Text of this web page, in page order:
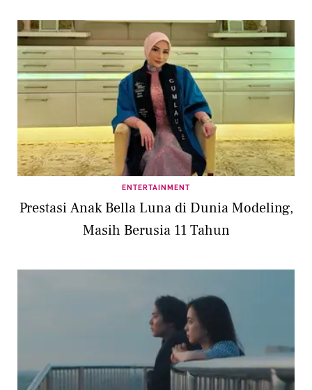
ENTERTAINMENT
Prestasi Anak Bella Luna di Dunia Modeling,
Masih Berusia 11 Tahun